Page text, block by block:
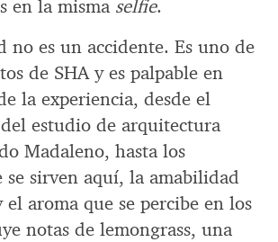
en la misma selfie.
no es un accidente. Es uno de
de SHA y es palpable en
la experiencia, desde el
estudio de arquitectura
Madaleno, hasta los
se sirven aquí, la amabilidad
aroma que se percibe en los
notas de lemongrass, una